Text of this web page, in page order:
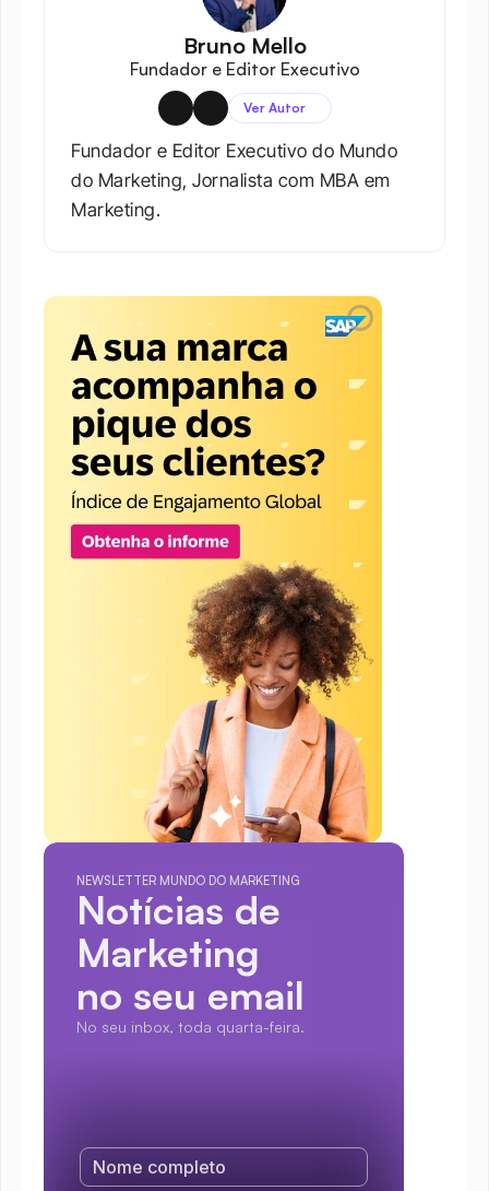
Bruno Mello
Fundador e Editor Executivo
Ver Autor
Fundador e Editor Executivo do Mundo
do Marketing, Jornalista com MBA em
Marketing.
NEWSLETTER MUNDO DO MARKETING
Notícias de
Marketing
no seu email
No seu inbox, toda quarta-feira.